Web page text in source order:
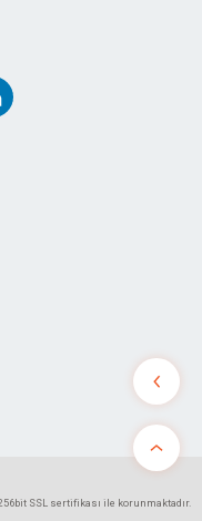
SSL sertifikası ile korunmaktadır.